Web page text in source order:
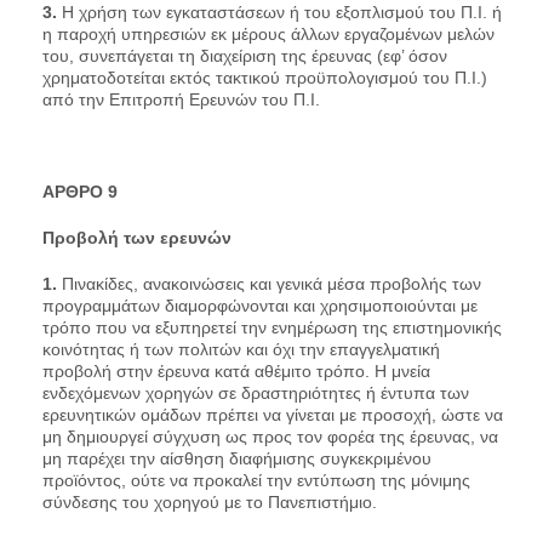
3. Η χρήση των εγκαταστάσεων ή του εξοπλισμού του Π.Ι. ή
η παροχή υπηρεσιών εκ μέρους άλλων εργαζομένων μελών
του, συνεπάγεται τη διαχείριση της έρευνας (εφ’ όσον
χρηματοδοτείται εκτός τακτικού προϋπολογισμoύ του Π.Ι.)
από την Επιτροπή Ερευνών του Π.Ι.
AΡΘΡΟ 9
Προβολή των ερευνών
1. Πινακίδες, ανακοινώσεις και γενικά μέσα προβολής των
προγραμμάτων διαμορφώνονται και χρησιμοποιούνται με
τρόπο που να εξυπηρετεί την ενημέρωση της επιστημονικής
κοινότητας ή των πολιτών και όχι την επαγγελματική
προβολή στην έρευνα κατά αθέμιτο τρόπο. Η μνεία
ενδεχόμενων χορηγών σε δραστηριότητες ή έντυπα των
ερευνητικών ομάδων πρέπει να γίνεται με προσοχή, ώστε να
μη δημιουργεί σύγχυση ως προς τον φορέα της έρευνας, να
μη παρέχει την αίσθηση διαφήμισης συγκεκριμένου
προϊόντος, ούτε να προκαλεί την εντύπωση της μόνιμης
σύνδεσης του χορηγού με το Πανεπιστήμιο.